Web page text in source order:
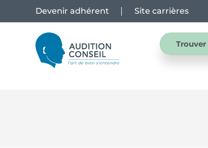
Devenir adhérent Site carrières